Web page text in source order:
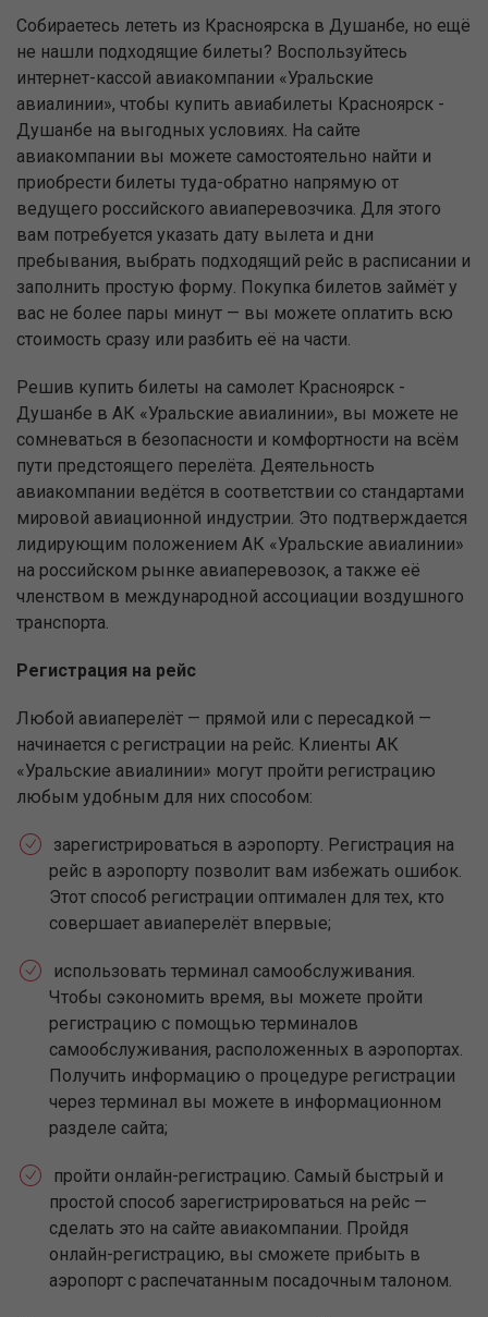
Собираетесь лететь из Красноярска в Душанбе, но ещё
не нашли подходящие билеты? Воспользуйтесь
интернет-кассой авиакомпании «Уральские
авиалинии», чтобы купить авиабилеты Красноярск -
Душанбе на выгодных условиях. На сайте
авиакомпании вы можете самостоятельно найти и
приобрести билеты туда-обратно напрямую от
ведущего российского авиаперевозчика. Для этого
вам потребуется указать дату вылета и дни
пребывания, выбрать подходящий рейс в расписании и
заполнить простую форму. Покупка билетов займёт у
вас не более пары минут — вы можете оплатить всю
стоимость сразу или разбить её на части.
Решив купить билеты на самолет Красноярск -
Душанбе в АК «Уральские авиалинии», вы можете не
сомневаться в безопасности и комфортности на всём
пути предстоящего перелёта. Деятельность
авиакомпании ведётся в соответствии со стандартами
мировой авиационной индустрии. Это подтверждается
лидирующим положением АК «Уральские авиалинии»
на российском рынке авиаперевозок, а также её
членством в международной ассоциации воздушного
транспорта.
Регистрация на рейс
Любой авиаперелёт — прямой или с пересадкой —
начинается с регистрации на рейс. Клиенты АК
«Уральские авиалинии» могут пройти регистрацию
любым удобным для них способом:
зарегистрироваться в аэропорту. Регистрация на
рейс в аэропорту позволит вам избежать ошибок.
Этот способ регистрации оптимален для тех, кто
совершает авиаперелёт впервые;
использовать терминал самообслуживания.
Чтобы сэкономить время, вы можете пройти
регистрацию с помощью терминалов
самообслуживания, расположенных в аэропортах.
Получить информацию о процедуре регистрации
через терминал вы можете в информационном
разделе сайта;
пройти онлайн-регистрацию. Самый быстрый и
простой способ зарегистрироваться на рейс —
сделать это на сайте авиакомпании. Пройдя
онлайн-регистрацию, вы сможете прибыть в
аэропорт с распечатанным посадочным талоном.